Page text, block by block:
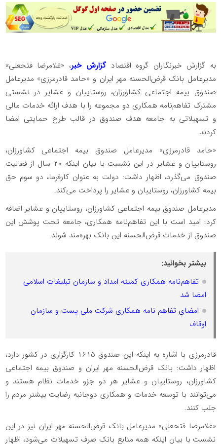
به گزارش خبرنگاران گروه اقتصاد گزارش خبر، «غلامرضا فتحعلی»
مدیرعامل بانک قرض‌الحسنه مهر ایران و «حامد قادرمرزی» مدیرعامل
صندوق بیمه اجتماعی کشاورزان، روستاییان و عشایر در نشستی
مشترک تفاهم‌نامه همکاری دو مجموعه را با هدف ارائه خدمات مالی
و تسهیلاتی به جامعه هدف صندوق در قالب طرح حمایتی امضا
کردند.
«حامد قادرمرزی» مدیرعامل صندوق بیمه اجتماعی کشاورزان،
روستاییان و عشایر در این نشست با بیان اینکه ۲۰ سال از فعالیت
صندوق می‌گذرد، اظهار داشت: دولت به عنوان کارفرما، دو سوم حق
بیمه کشاورزان، روستاییان و عشایر را پرداخت می‌کند.
مدیرعامل صندوق بیمه اجتماعی کشاورزان، روستاییان و عشایر اضافه
کرد: امید است با این تفاهم‌نامه همکاری، جامعه تحت پوشش این
صندوق از خدمات قرض‌الحسنه این بانک بهره‌مند شوند.
بیشتر بخوانید:
تفاهم‌نامه همکاری کمیته امداد و سازمان تبلیغات اسلامی
امضا شد
امضای تفاهم نامه همکاری شرکت ملی پست و سازمان
اوقاف
قادرمرزی با اشاره به اینکه این صندوق ۱۶۱۵ کارگزاری در کشور دارد،
اظهار داشت: بانک قرض‌الحسنه مهر ایران و صندوق بیمه اجتماعی
کشاورزان، روستاییان و عشایر هر دو جزو خدمات نظام هستند و
می‌توانند با توسعه خدمات و همکاری دوجانبه رضایت بیشتر مردم را
جلب کنند.
«غلامرضا فتحعلی» مدیرعامل بانک قرض‌الحسنه مهر ایران نیز در این
نشست با بیان اینکه همه منابع بانک صرف تسهیلات می‌شود، اظهار